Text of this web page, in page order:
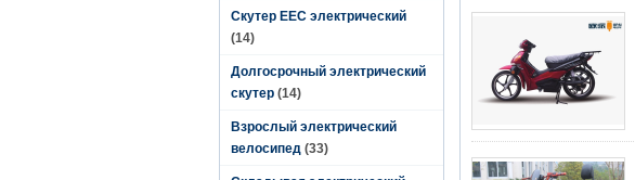
Скутер EEC электрический
(14)
Долгосрочный электрический
скутер (14)
Взрослый электрический
велосипед (33)